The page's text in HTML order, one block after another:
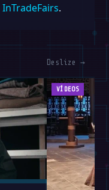
InTradeFairs.
Deslize →
VÍDEOS